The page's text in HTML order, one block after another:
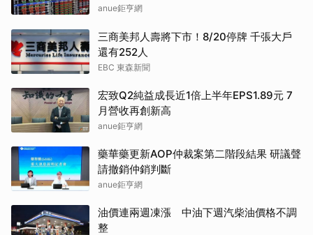
Token(NFP)24小時漲幅達66.2%
anue鉅亨網
三商美邦人壽將下市！8/20停牌 千張大戶
還有252人
EBC 東森新聞
宏致Q2純益成長近1倍上半年EPS1.89元 7
月營收再創新高
anue鉅亨網
藥華藥更新AOP仲裁案第二階段結果 研議聲
請撤銷仲銷判斷
anue鉅亨網
油價連兩週凍漲 中油下週汽柴油價格不調
整